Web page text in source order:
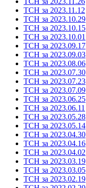
ТСН за 2023.11.12
ТСН за 2023.10.29
ТСН за 2023.10.15
ТСН за 2023.10.01
ТСН за 2023.09.17
ТСН за 2023.09.03
ТСН за 2023.08.06
ТСН за 2023.07.30
ТСН за 2023.07.23
ТСН за 2023.07.09
ТСН за 2023.06.25
ТСН за 2023.06.11
ТСН за 2023.05.28
ТСН за 2023.05.14
ТСН за 2023.04.30
ТСН за 2023.04.16
ТСН за 2023.04.02
ТСН за 2023.03.19
ТСН за 2023.03.05
ТСН за 2023.02.19